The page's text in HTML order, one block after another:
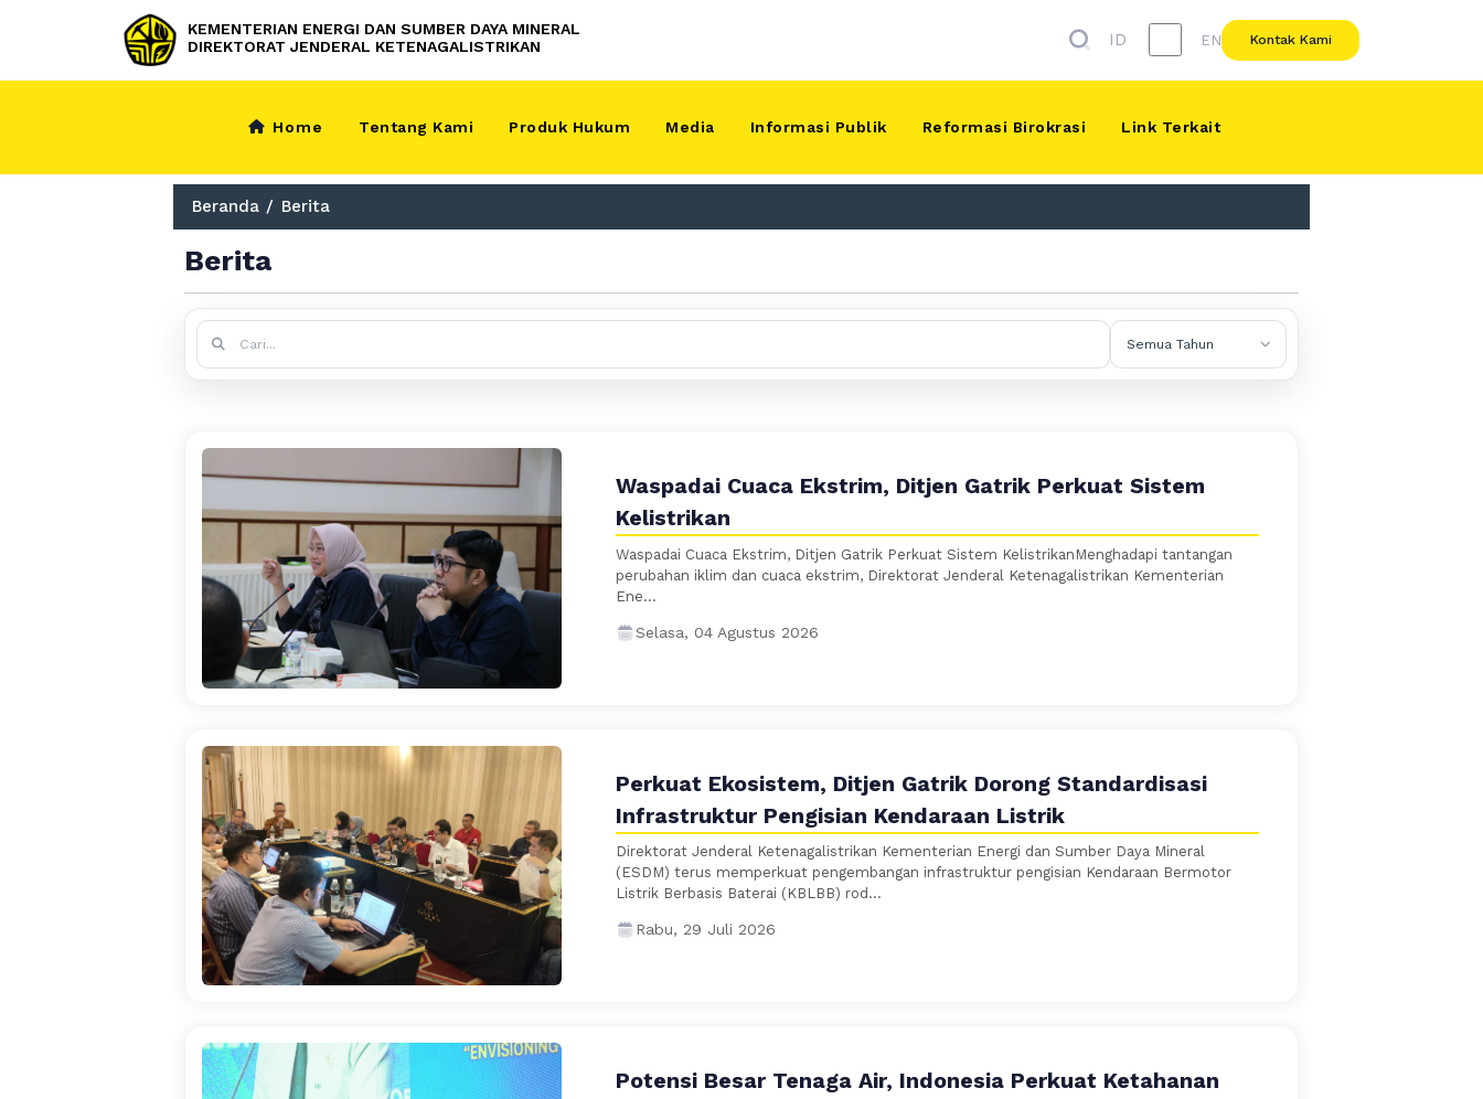
KEMENTERIAN ENERGI DAN SUMBER DAYA MINERAL
DIREKTORAT JENDERAL KETENAGALISTRIKAN
ID EN Kontak Kami
Home Tentang Kami Produk Hukum Media Informasi Publik Reformasi Birokrasi Link Terkait
Beranda / Berita
Berita
Waspadai Cuaca Ekstrim, Ditjen Gatrik Perkuat Sistem
Kelistrikan
Waspadai Cuaca Ekstrim, Ditjen Gatrik Perkuat Sistem KelistrikanMenghadapi tantangan
perubahan iklim dan cuaca ekstrim, Direktorat Jenderal Ketenagalistrikan Kementerian
Ene...
Selasa, 04 Agustus 2026
Perkuat Ekosistem, Ditjen Gatrik Dorong Standardisasi
Infrastruktur Pengisian Kendaraan Listrik
Direktorat Jenderal Ketenagalistrikan Kementerian Energi dan Sumber Daya Mineral
(ESDM) terus memperkuat pengembangan infrastruktur pengisian Kendaraan Bermotor
Listrik Berbasis Baterai (KBLBB) rod...
Rabu, 29 Juli 2026
Potensi Besar Tenaga Air, Indonesia Perkuat Ketahanan